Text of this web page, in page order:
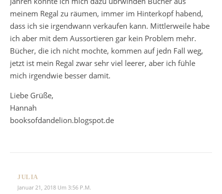
meinem Regal zu räumen, immer im Hinterkopf habend,
dass ich sie irgendwann verkaufen kann. Mittlerweile habe
ich aber mit dem Aussortieren gar kein Problem mehr.
Bücher, die ich nicht mochte, kommen auf jedn Fall weg,
jetzt ist mein Regal zwar sehr viel leerer, aber ich fühle
mich irgendwie besser damit.
Liebe Grüße,
Hannah
booksofdandelion.blogspot.de
JULIA
Januar 21, 2018 Um 3:56 P.m.